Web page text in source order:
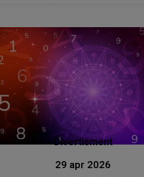
femeii
Divertisment
29 apr 2026